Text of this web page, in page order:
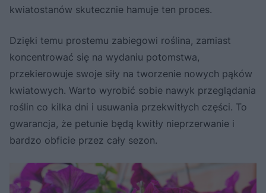
kwiatostanów skutecznie hamuje ten proces.
Dzięki temu prostemu zabiegowi roślina, zamiast
koncentrować się na wydaniu potomstwa,
przekierowuje swoje siły na tworzenie nowych pąków
kwiatowych. Warto wyrobić sobie nawyk przeglądania
roślin co kilka dni i usuwania przekwitłych części. To
gwarancja, że petunie będą kwitły nieprzerwanie i
bardzo obficie przez cały sezon.